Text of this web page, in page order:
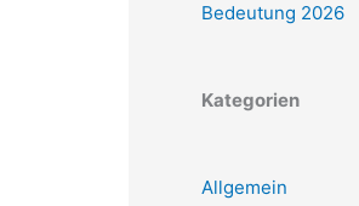
Bedeutung 2026
Kategorien
Allgemein